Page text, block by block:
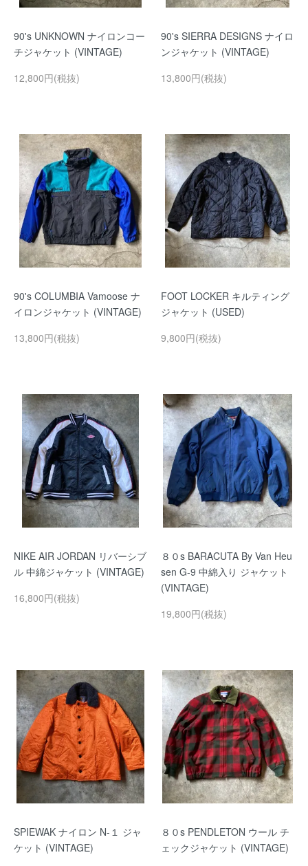
90's UNKNOWN ナイロンコー
チジャケット (VINTAGE)
12,800円(税抜)
90's SIERRA DESIGNS ナイロ
ンジャケット (VINTAGE)
13,800円(税抜)
90's COLUMBIA Vamoose ナ
イロンジャケット (VINTAGE)
13,800円(税抜)
FOOT LOCKER キルティング
ジャケット (USED)
9,800円(税抜)
NIKE AIR JORDAN リバーシブ
ル 中綿ジャケット (VINTAGE)
16,800円(税抜)
８０s BARACUTA By Van Heu
sen G-9 中綿入り ジャケット
(VINTAGE)
19,800円(税抜)
SPIEWAK ナイロン N-１ ジャ
ケット (VINTAGE)
８０s PENDLETON ウール チ
ェックジャケット (VINTAGE)